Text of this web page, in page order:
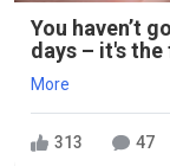
You haven’t
days – it's
More
313 47